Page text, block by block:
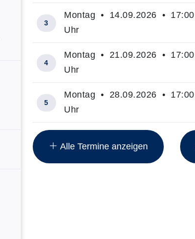
Insgesamt gibt es 11 Termine zum
3
Montag • 14.09.2026 •
Uhr
4
Montag • 21.09.2026 •
Uhr
5
Montag • 28.09.2026 •
Uhr
Alle Termine anzeigen